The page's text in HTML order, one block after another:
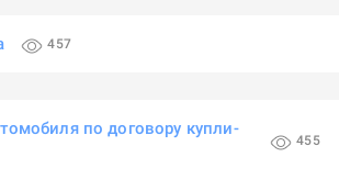
457
по договору купли-
455